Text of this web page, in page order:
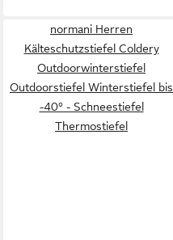
normani Herren
Kälteschutzstiefel Coldery
Outdoorwinterstiefel
Outdoorstiefel Winterstiefel bis
-40° - Schneestiefel
Thermostiefel